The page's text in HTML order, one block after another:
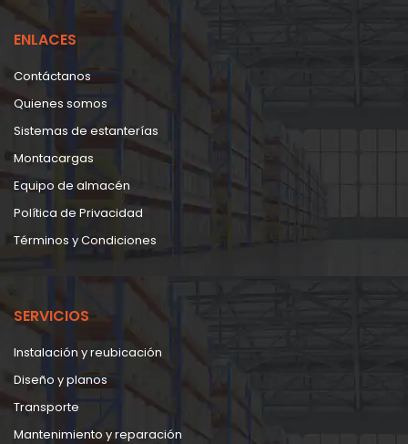
ENLACES
Contáctanos
Quienes somos
Sistemas de estanterías
Montacargas
Equipo de almacén
Política de Privacidad
Términos y Condiciones
SERVICIOS
Instalación y reubicación
Diseño y planos
Transporte
Mantenimiento y reparación